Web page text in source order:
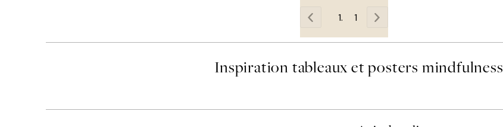
1
Inspiration tableaux et posters mindfulness